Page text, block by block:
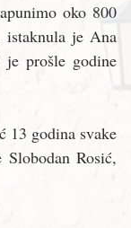
oko 800
istaknula je Ana
prošle godine
13 godina svake
Rosić,